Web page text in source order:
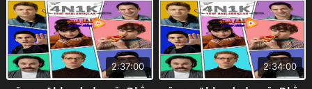
2:34:00
2:37:00